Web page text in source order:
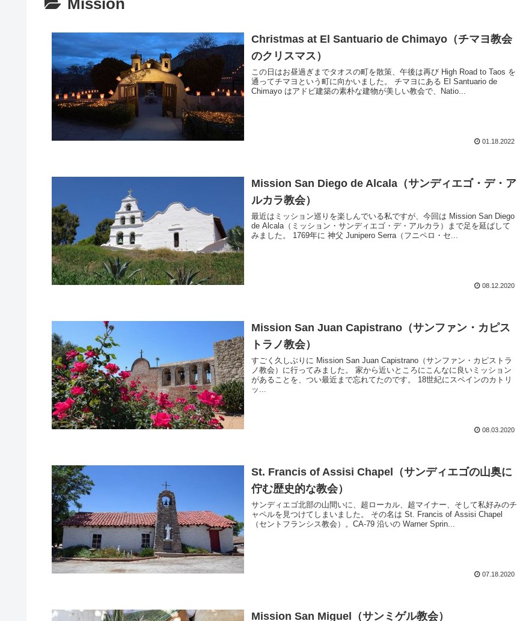
Mission
Christmas at El Santuario de Chimayo（チマヨ教会
のクリスマス）
この日はお昼過ぎまでタオスの町を散策、午後は再び High Road to Taos を
通ってチマヨという町に向かいました。 チマヨにある El Santuario de
Chimayo はアドビ建築の素朴な建物が美しい教会で、Natio...
01.18.2022
Mission San Diego de Alcala（サンディエゴ・デ・ア
ルカラ教会）
最近はミッション巡りを楽しんでいる私ですが、今回は Mission San Diego
de Alcala（ミッション・サンディエゴ・デ・アルカラ）まで足を延ばして
みました。 1769年に 神父 Junipero Serra（フニペロ・セ...
08.12.2020
Mission San Juan Capistrano（サンファン・カピス
トラノ教会）
すごく久しぶりに Mission San Juan Capistrano（サンファン・カピストラ
ノ教会）に行ってみました。 家から近いところにこんなに良いミッション
があることを、つい最近まで忘れてたのです。 18世紀にスペインのカトリ
ッ...
08.03.2020
St. Francis of Assisi Chapel（サンディエゴの山奥に
佇む歴史的な教会）
サンディエゴ北部の山間いに、超ローカル、超マイナー、そして私好みのチ
ャペルを見つけてしまいました。 その名は St. Francis of Assisi Chapel
（セントフランシス教会）。CA-79 沿いの Warner Sprin...
07.18.2020
Mission San Miguel（サンミゲル教会）